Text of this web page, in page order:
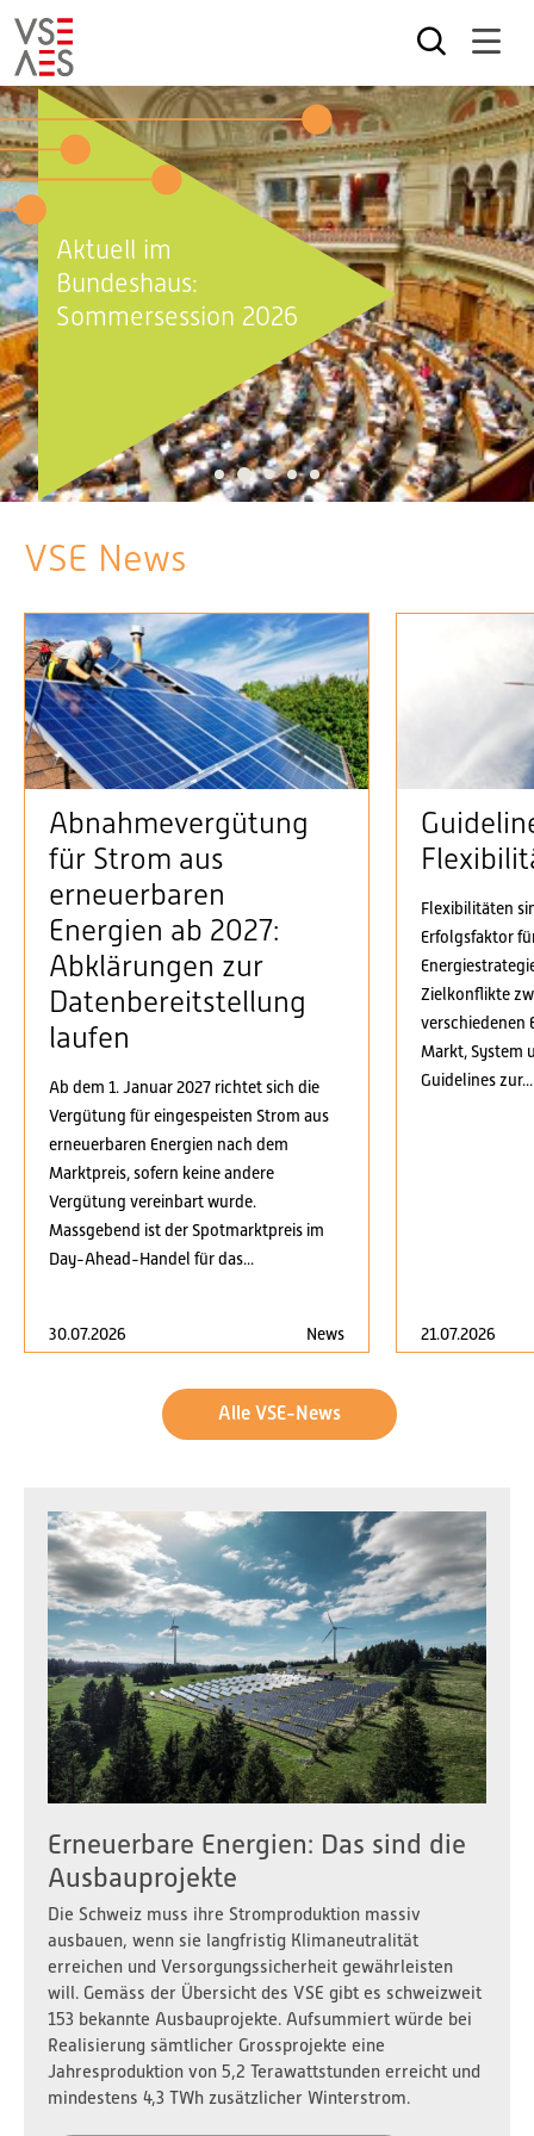
Direkt
zum
Inhalt
Aktuell im
Bundeshaus:
Sommersession 2026
1 2 3 4 5
VSE News
Abnahmevergütung
für Strom aus
erneuerbaren
Energien ab 2027:
Abklärungen zur
Datenbereitstellung
laufen
Ab dem 1. Januar 2027 richtet sich die
Vergütung für eingespeisten Strom aus
erneuerbaren Energien nach dem
Marktpreis, sofern keine andere
Vergütung vereinbart wurde.
Massgebend ist der Spotmarktpreis im
Day-Ahead-Handel für das...
30.07.2026 News
Flexibilitäten
Erfolgsfaktor
Zielkonflikte
verschiedenen
Markt, System
Guidelines zur...
21.07.2026
Alle VSE-News
Erneuerbare Energien: Das sind die
Ausbauprojekte
Die Schweiz muss ihre Stromproduktion massiv
ausbauen, wenn sie langfristig Klimaneutralität
erreichen und Versorgungssicherheit gewährleisten
will. Gemäss der Übersicht des VSE gibt es schweizweit
153 bekannte Ausbauprojekte. Aufsummiert würde bei
Realisierung sämtlicher Grossprojekte eine
Jahresproduktion von 5,2 Terawattstunden erreicht und
mindestens 4,3 TWh zusätzlicher Winterstrom.